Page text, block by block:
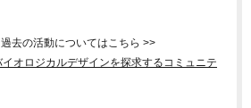
去の活動についてはこちら >>
オロジカルデザインを探求するコミュニテ